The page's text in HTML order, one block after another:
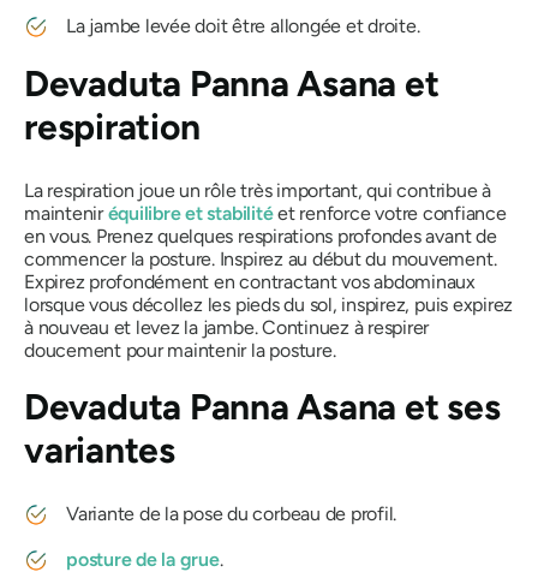
La jambe levée doit être allongée et droite.
Devaduta Panna Asana et
respiration
La respiration joue un rôle très important, qui contribue à
mainteniréquilibre et stabilitéet renforce votre confiance
en vous. Prenez quelques respirations profondes avant de
commencer la posture. Inspirez au début du mouvement.
Expirez profondément en contractant vos abdominaux
lorsque vous décollez les pieds du sol, inspirez, puis expirez
à nouveau et levez la jambe. Continuez à respirer
doucement pour maintenir la posture.
Devaduta Panna Asana et ses
variantes
Variante de la pose du corbeau de profil.
posture de la grue.